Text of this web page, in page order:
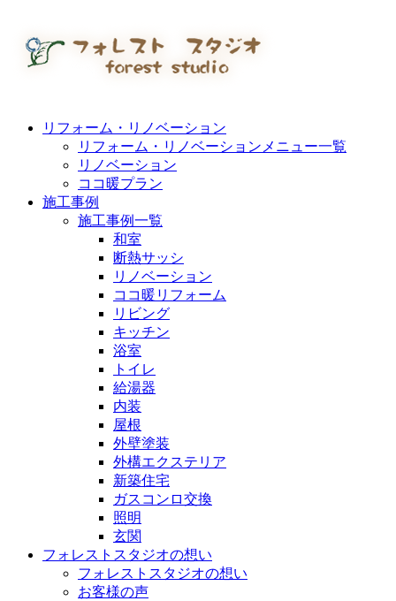
リフォーム・リノベーション
リフォーム・リノベーションメニュー一覧
リノベーション
ココ暖プラン
施工事例
施工事例一覧
和室
断熱サッシ
リノベーション
ココ暖リフォーム
リビング
キッチン
浴室
トイレ
給湯器
内装
屋根
外壁塗装
外構エクステリア
新築住宅
ガスコンロ交換
照明
玄関
フォレストスタジオの想い
フォレストスタジオの想い
お客様の声